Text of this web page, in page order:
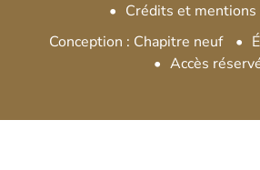
Crédits et mentions
Conception : Chapitre neuf
Accès